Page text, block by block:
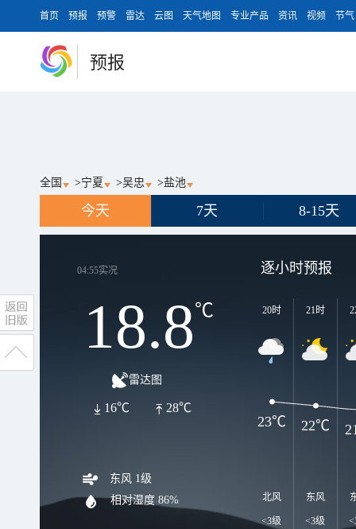
首页 预报 预警 雷达 云图 天气地图 专业产品 资讯 视频 节气
预报
全国 >宁夏 >吴忠 >盐池
今天 7天 8-15天
04:55实况
18.8℃
雷达图
28℃
16℃
东风 1级
相对湿度 86%
逐小时预报
20时
北风
<3级
21时
东风
<3级
23℃ 22℃